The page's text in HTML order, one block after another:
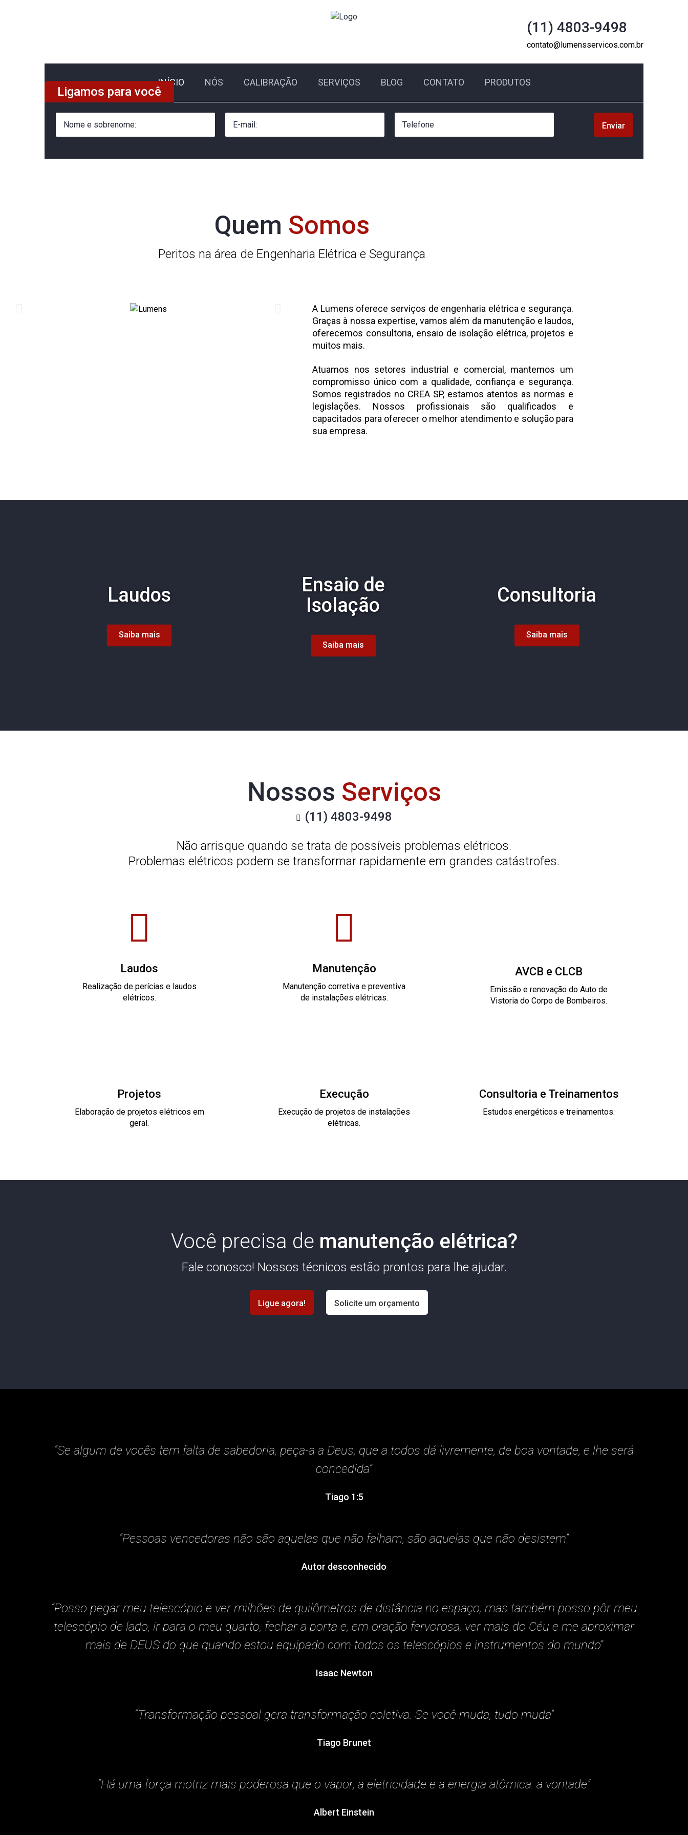
(11) 4803-9498
contato@lumensservicos.com.br
INÍCIO NÓS CALIBRAÇÃO SERVIÇOS BLOG CONTATO PRODUTOS
Ligamos para você
Enviar
Quem Somos
Peritos na área de Engenharia Elétrica e Segurança
A Lumens oferece serviços de engenharia elétrica e segurança.
Graças à nossa expertise, vamos além da manutenção e laudos,
oferecemos consultoria, ensaio de isolação elétrica, projetos e
muitos mais.
Atuamos nos setores industrial e comercial, mantemos um
compromisso único com a qualidade, confiança e segurança.
Somos registrados no CREA SP, estamos atentos as normas e
legislações. Nossos profissionais são qualificados e
capacitados para oferecer o melhor atendimento e solução para
sua empresa.
Laudos
Saiba mais
Ensaio de
Isolação
Saiba mais
Consultoria
Saiba mais
Nossos Serviços
(11) 4803-9498
Não arrisque quando se trata de possíveis problemas elétricos.
Problemas elétricos podem se transformar rapidamente em grandes catástrofes.
Laudos
Realização de perícias e laudos
elétricos.
Manutenção
Manutenção corretiva e preventiva
de instalações elétricas.
AVCB e CLCB
Emissão e renovação do Auto de
Vistoria do Corpo de Bombeiros.
Projetos
Elaboração de projetos elétricos em
geral.
Execução
Execução de projetos de instalações
elétricas.
Consultoria e Treinamentos
Estudos energéticos e treinamentos.
Você precisa de manutenção elétrica?
Fale conosco! Nossos técnicos estão prontos para lhe ajudar.
Ligue agora! Solicite um orçamento
“Se algum de vocês tem falta de sabedoria, peça-a a Deus, que a todos dá livremente, de boa vontade, e lhe será
concedida”
Tiago 1:5
“Pessoas vencedoras não são aquelas que não falham, são aquelas que não desistem”
Autor desconhecido
“Posso pegar meu telescópio e ver milhões de quilômetros de distância no espaço; mas também posso pôr meu
telescópio de lado, ir para o meu quarto, fechar a porta e, em oração fervorosa, ver mais do Céu e me aproximar
mais de DEUS do que quando estou equipado com todos os telescópios e instrumentos do mundo”
Isaac Newton
“Transformação pessoal gera transformação coletiva. Se você muda, tudo muda”
Tiago Brunet
“Há uma força motriz mais poderosa que o vapor, a eletricidade e a energia atômica: a vontade”
Albert Einstein